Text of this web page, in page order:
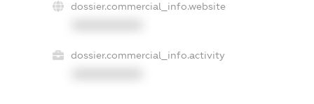
dossier.commercial_info.website
dossier.commercial_info.activity